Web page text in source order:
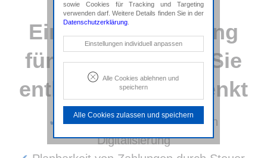
Eine Steuerberatung
für Zahnärzte, die Sie
entlastet und mitdenkt
✔
Weniger Administration durch
Digitalisierung
sowie Cookies für Tracking und Targeting
verwenden darf. Weitere Details finden Sie in der
Datenschutzerklärung
Notwendige Cookies
grundlegende Funktionalität der Website
zu sichern.
Tracking- und Targeting-Cookies
Diese Cookies sind erforderlich, um
unsere Website auf Ihre Bedürfnisse hin
zu optimieren. Hierzu gehört eine
fortlaufende Verbesserung unseres
Einstellungen individuell anpassen
Alle Cookies ablehnen und
speichern
Alle Cookies zulassen und speichern